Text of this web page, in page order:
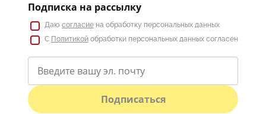
Подписка на рассылку
Даю согласие на обработку персональных данных
С Политикой обработки персональных данных согласен
Подписаться